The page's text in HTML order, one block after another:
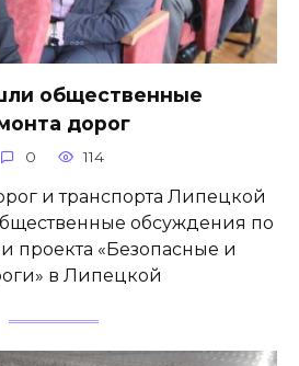
общественные
дорог
0 114
и транспорта Липецкой
обсуждения по
проекта «Безопасные и
в Липецкой